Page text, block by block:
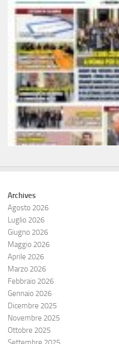
Archives
Agosto 2026
Luglio 2026
Giugno 2026
Maggio 2026
Aprile 2026
Marzo 2026
Febbraio 2026
Gennaio 2026
Dicembre 2025
Novembre 2025
Ottobre 2025